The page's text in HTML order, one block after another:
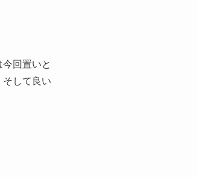
回置いと
して良い